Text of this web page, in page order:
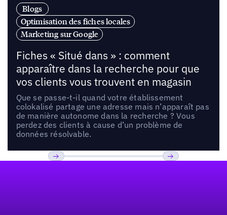
Blogs
Optimisation des fiches locales
Marketing sur Google
Fiches « Situé dans » : comment
apparaître dans la recherche pour que
vos clients vous trouvent en magasin
Que se passe-t-il quand votre établissement
colokalisé partage une adresse mais n’apparaît pas
de manière autonome dans la recherche ? Vous
perdez des clients à cause d’un problème de
données résolvable.